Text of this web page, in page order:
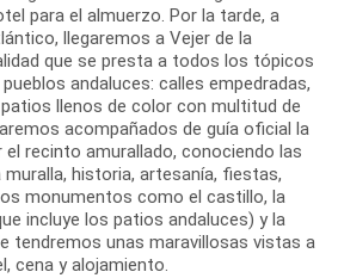
para el almuerzo. Por la tarde, a
llegaremos a Vejer de la
que se presta a todos los tópicos
andaluces: calles empedradas,
llenos de color con multitud de
acompañados de guía oficial la
recinto amurallado, conociendo las
historia, artesanía, fiestas,
monumentos como el castillo, la
incluye los patios andaluces) y la
tendremos unas maravillosas vistas a
cena y alojamiento.